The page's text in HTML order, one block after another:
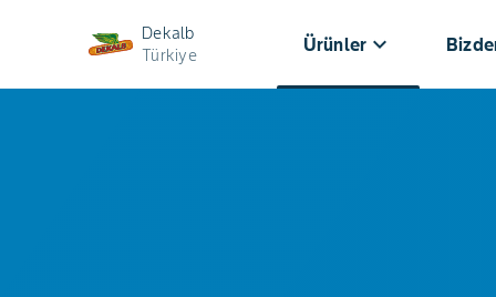
Dekalb
Türkiye
Ürünler keyboard_arrow_down